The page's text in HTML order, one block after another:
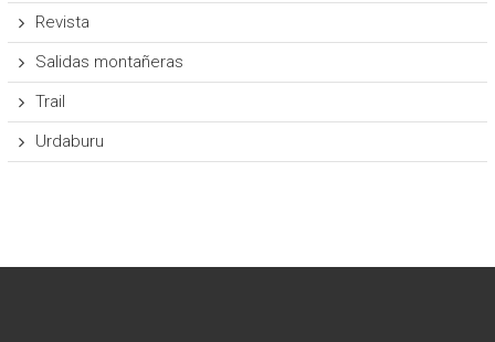
Revista
Salidas montañeras
Trail
Urdaburu